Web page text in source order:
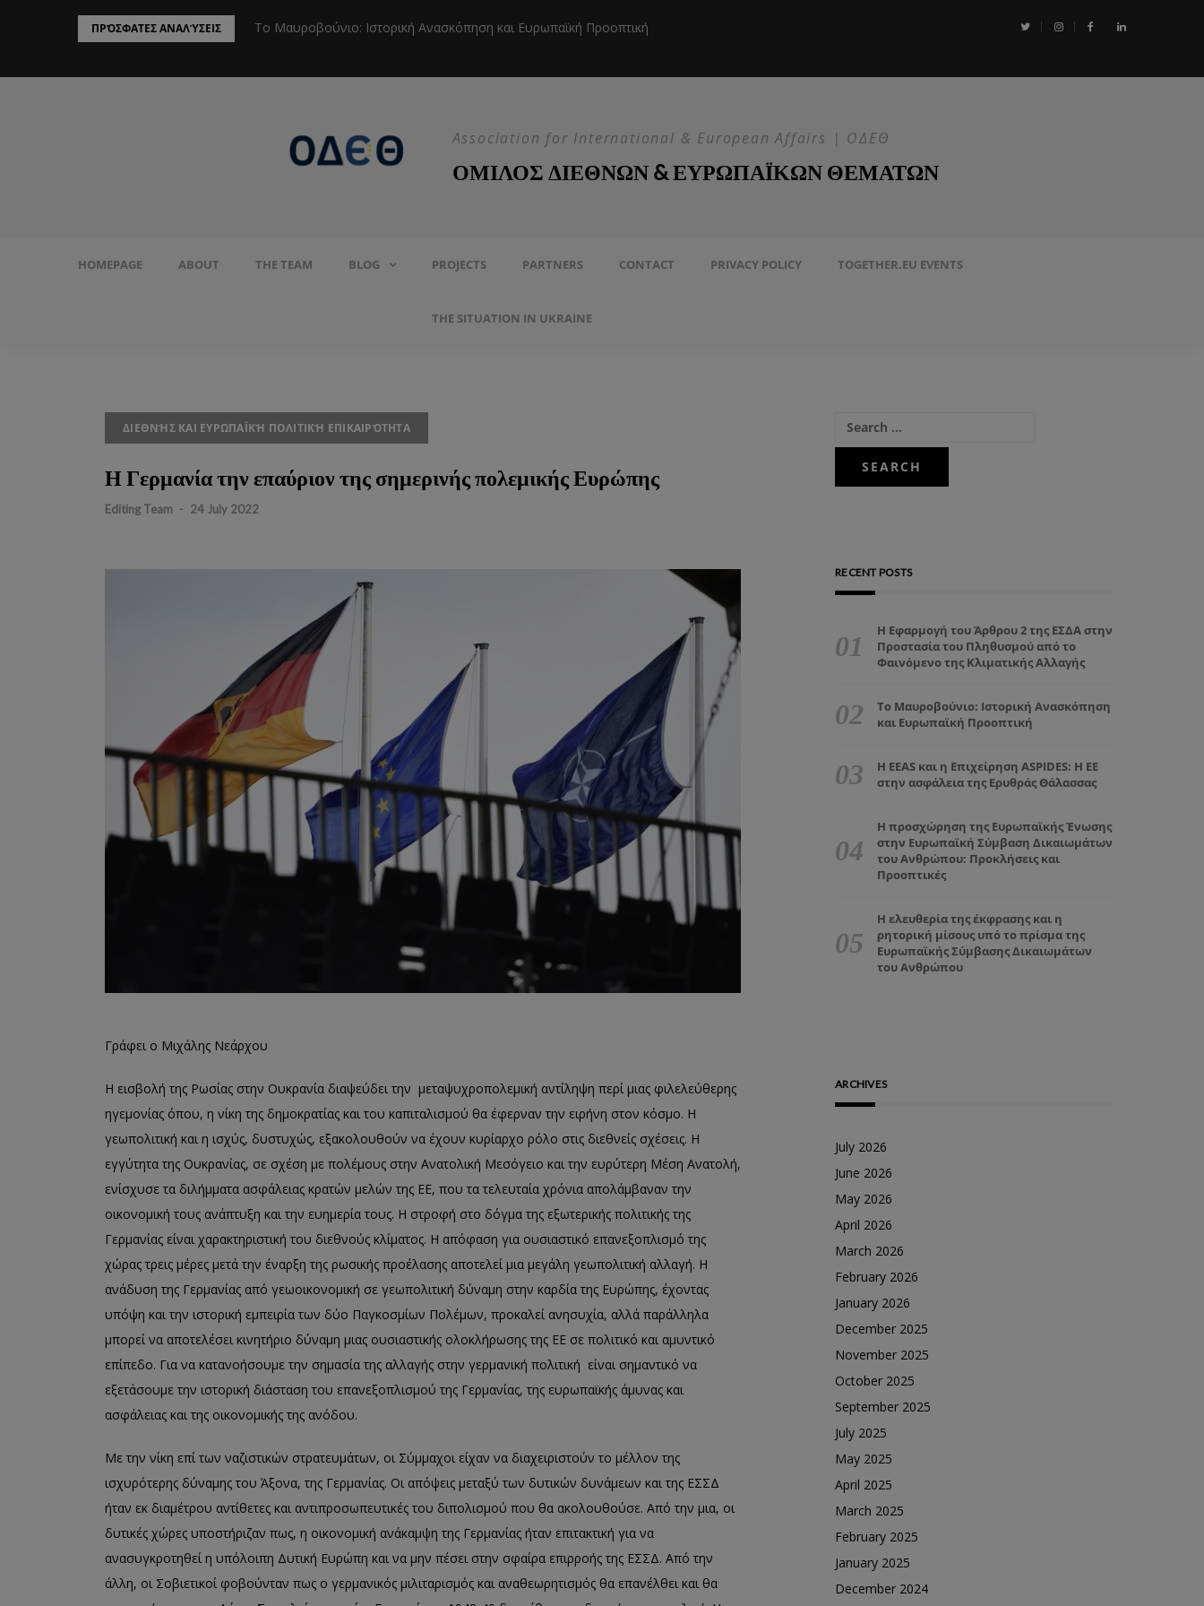
ΠΡΌΣΦΑΤΕΣ ΑΝΑΛΎΣΕΙΣ
Προστασία του Πληθυσμού από το Το Μαυροβούνιο: Ιστορική Ανασκόπηση και Ευρωπαϊκή Προοπτική Η EEAS και η Επιχείρηση ASPIDES: Η ΕΕ στην ασφάλεια της Ερυθράς
Association for International & European Affairs | ΟΔΕΘ
ΟΜΙΛΟΣ ΔΙΕΘΝΩΝ & ΕΥΡΩΠΑΪΚΩΝ ΘΕΜΑΤΩΝ
HOMEPAGE ABOUT THE TEAM BLOG PROJECTS PARTNERS CONTACT PRIVACY POLICY TOGETHER.EU EVENTS
THE SITUATION IN UKRAINE
ΔΙΕΘΝΉΣ ΚΑΙ ΕΥΡΩΠΑΪΚΉ ΠΟΛΙΤΙΚΉ ΕΠΙΚΑΙΡΌΤΗΤΑ
Η Γερμανία την επαύριον της σημερινής πολεμικής Ευρώπης
Editing Team - 24 July 2022
Γράφει ο Μιχάλης Νεάρχου
Η εισβολή της Ρωσίας στην Ουκρανία διαψεύδει την μεταψυχροπολεμική αντίληψη περί μιας φιλελεύθερης
ηγεμονίας όπου, η νίκη της δημοκρατίας και του καπιταλισμού θα έφερναν την ειρήνη στον κόσμο. Η
γεωπολιτική και η ισχύς, δυστυχώς, εξακολουθούν να έχουν κυρίαρχο ρόλο στις διεθνείς σχέσεις. Η
εγγύτητα της Ουκρανίας, σε σχέση με πολέμους στην Ανατολική Μεσόγειο και την ευρύτερη Μέση Ανατολή,
ενίσχυσε τα διλήμματα ασφάλειας κρατών μελών της ΕΕ, που τα τελευταία χρόνια απολάμβαναν την
οικονομική τους ανάπτυξη και την ευημερία τους. Η στροφή στο δόγμα της εξωτερικής πολιτικής της
Γερμανίας είναι χαρακτηριστική του διεθνούς κλίματος. Η απόφαση για ουσιαστικό επανεξοπλισμό της
χώρας τρεις μέρες μετά την έναρξη της ρωσικής προέλασης αποτελεί μια μεγάλη γεωπολιτική αλλαγή. Η
ανάδυση της Γερμανίας από γεωοικονομική σε γεωπολιτική δύναμη στην καρδία της Ευρώπης, έχοντας
υπόψη και την ιστορική εμπειρία των δύο Παγκοσμίων Πολέμων, προκαλεί ανησυχία, αλλά παράλληλα
μπορεί να αποτελέσει κινητήριο δύναμη μιας ουσιαστικής ολοκλήρωσης της ΕΕ σε πολιτικό και αμυντικό
επίπεδο. Για να κατανοήσουμε την σημασία της αλλαγής στην γερμανική πολιτική είναι σημαντικό να
εξετάσουμε την ιστορική διάσταση του επανεξοπλισμού της Γερμανίας, της ευρωπαϊκής άμυνας και
ασφάλειας και της οικονομικής της ανόδου.
Με την νίκη επί των ναζιστικών στρατευμάτων, οι Σύμμαχοι είχαν να διαχειριστούν το μέλλον της
ισχυρότερης δύναμης του Άξονα, της Γερμανίας. Οι απόψεις μεταξύ των δυτικών δυνάμεων και της ΕΣΣΔ
ήταν εκ διαμέτρου αντίθετες και αντιπροσωπευτικές του διπολισμού που θα ακολουθούσε. Από την μια, οι
δυτικές χώρες υποστήριζαν πως, η οικονομική ανάκαμψη της Γερμανίας ήταν επιτακτική για να
ανασυγκροτηθεί η υπόλοιπη Δυτική Ευρώπη και να μην πέσει στην σφαίρα επιρροής της ΕΣΣΔ. Από την
άλλη, οι Σοβιετικοί φοβούνταν πως ο γερμανικός μιλιταρισμός και αναθεωρητισμός θα επανέλθει και θα
RECENT POSTS
Η Εφαρμογή του Άρθρου 2 της ΕΣΔΑ στην
Προστασία του Πληθυσμού από το
Φαινόμενο της Κλιματικής Αλλαγής
Το Μαυροβούνιο: Ιστορική Ανασκόπηση
και Ευρωπαϊκή Προοπτική
Η EEAS και η Επιχείρηση ASPIDES: Η ΕΕ
στην ασφάλεια της Ερυθράς Θάλασσας
Η προσχώρηση της Ευρωπαϊκής Ένωσης
στην Ευρωπαϊκή Σύμβαση Δικαιωμάτων
του Ανθρώπου: Προκλήσεις και
Προοπτικές
Η ελευθερία της έκφρασης και η
ρητορική μίσους υπό το πρίσμα της
Ευρωπαϊκής Σύμβασης Δικαιωμάτων
του Ανθρώπου
ARCHIVES
July 2026
June 2026
May 2026
April 2026
March 2026
February 2026
January 2026
December 2025
November 2025
October 2025
September 2025
July 2025
May 2025
April 2025
March 2025
February 2025
January 2025
December 2024